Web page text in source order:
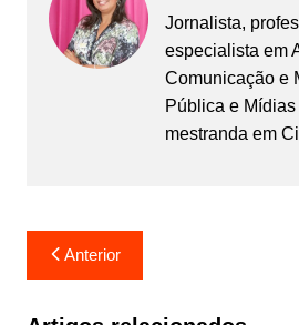
Jornalista,
especialista em
Comunicação e
Pública e
mestranda em
Navegação
de
Post
Anterior